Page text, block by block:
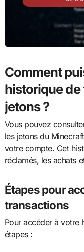
Comment
historique de
jetons ?
Vous pouvez
les jetons du
votre compte. Cet
réclamés, les achats
Étapes pour
transactions
Pour accéder à votre
étapes :